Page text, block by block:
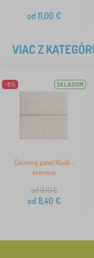
od 11,00 €
VIAC Z
-8% SKLADOM
Čalúnený panel Klasik -
krémový
od 9,10€
od 8,40 €